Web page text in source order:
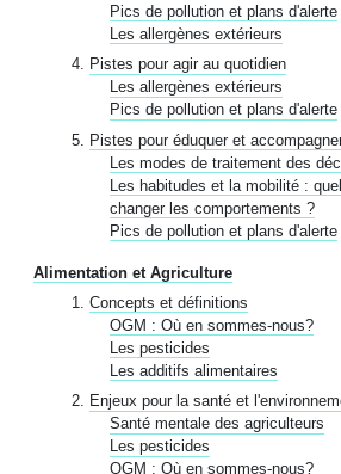
Pics de pollution et plans d'alerte
Les allergènes extérieurs
Pistes pour agir au quotidien
Les allergènes extérieurs
Pics de pollution et plans d'alerte
Pistes pour éduquer et
Les modes de traitement des
Les habitudes et la mobilité :
changer les comportements ?
Pics de pollution et plans d'alerte
Alimentation et Agriculture
Concepts et définitions
OGM : Où en sommes-nous?
Les pesticides
Les additifs alimentaires
Enjeux pour la santé et
Santé mentale des agriculteurs
Les pesticides
OGM : Où en sommes-nous?